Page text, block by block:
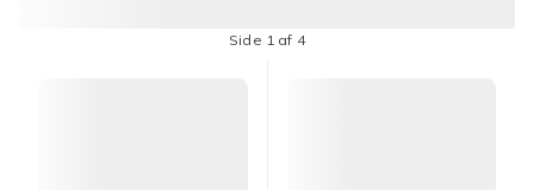
Side 1 af 4